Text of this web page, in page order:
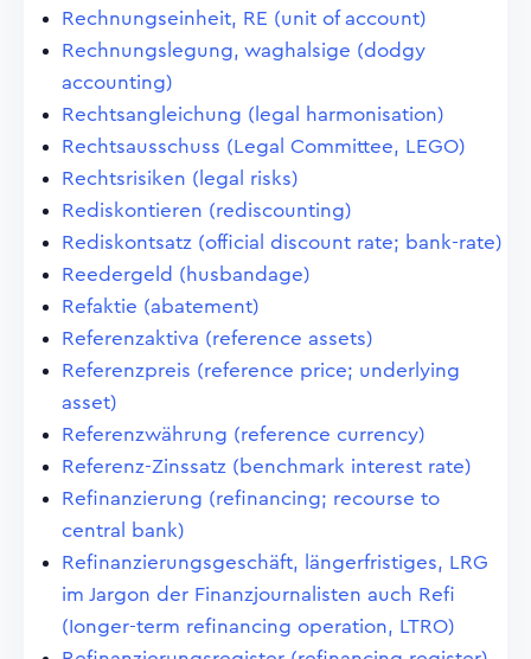
Rechnungseinheit, RE (unit of account)
Rechnungslegung, waghalsige (dodgy
accounting)
Rechtsangleichung (legal harmonisation)
Rechtsausschuss (Legal Committee, LEGO)
Rechtsrisiken (legal risks)
Rediskontieren (rediscounting)
Rediskontsatz (official discount rate; bank-rate)
Reedergeld (husbandage)
Refaktie (abatement)
Referenzaktiva (reference assets)
Referenzpreis (reference price; underlying
asset)
Referenzwährung (reference currency)
Referenz-Zinssatz (benchmark interest rate)
Refinanzierung (refinancing; recourse to
central bank)
Refinanzierungsgeschäft, längerfristiges, LRG
im Jargon der Finanzjournalisten auch Refi
(Ionger-term refinancing operation, LTRO)